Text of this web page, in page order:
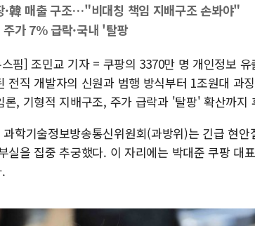
·韓 매출 구조…"비대칭 책임 지배구조 손봐야"
주가 7% 급락·국내 '탈팡
핌] 조민교 기자 = 쿠팡의 3370만 명 개인정보
전직 개발자의 신원과 범행 방식부터 1조원대 과
론, 기형적 지배구조, 주가 급락과 '탈팡' 확산까지
과학기술정보방송통신위원회(과방위)는 긴급 현
실을 집중 추궁했다. 이 자리에는 박대준 쿠팡 대